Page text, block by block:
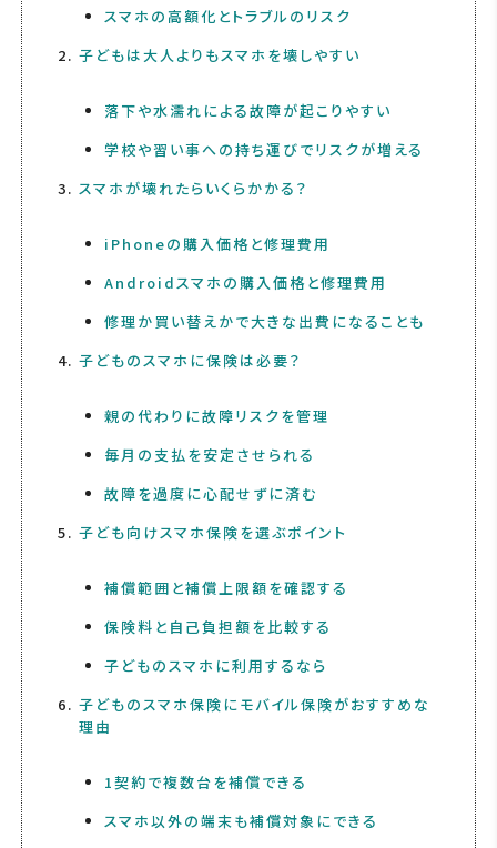
スマホの高額化とトラブルのリスク
子どもは大人よりもスマホを壊しやすい
落下や水濡れによる故障が起こりやすい
学校や習い事への持ち運びでリスクが増える
スマホが壊れたらいくらかかる？
iPhoneの購入価格と修理費用
Androidスマホの購入価格と修理費用
修理か買い替えかで大きな出費になることも
子どものスマホに保険は必要？
親の代わりに故障リスクを管理
毎月の支払を安定させられる
故障を過度に心配せずに済む
子ども向けスマホ保険を選ぶポイント
補償範囲と補償上限額を確認する
保険料と自己負担額を比較する
子どものスマホに利用するなら
子どものスマホ保険にモバイル保険がおすすめな
理由
1契約で複数台を補償できる
スマホ以外の端末も補償対象にできる